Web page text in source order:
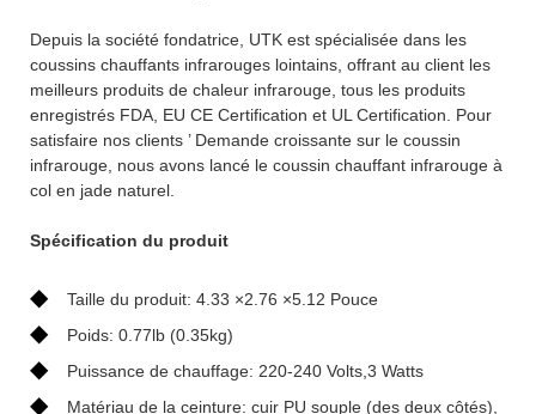
Depuis la société fondatrice, UTK est spécialisée dans les
coussins chauffants infrarouges lointains, offrant au client les
meilleurs produits de chaleur infrarouge, tous les produits
enregistrés FDA, EU CE Certification et UL Certification. Pour
satisfaire nos clients ’ Demande croissante sur le coussin
infrarouge, nous avons lancé le coussin chauffant infrarouge à
col en jade naturel.
Spécification du produit
◆ Taille du produit: 4.33 ×2.76 ×5.12 Pouce
◆ Poids: 0.77lb (0.35kg)
◆ Puissance de chauffage: 220-240 Volts,3 Watts
◆
Matériau de la ceinture: cuir PU souple (des deux côtés),